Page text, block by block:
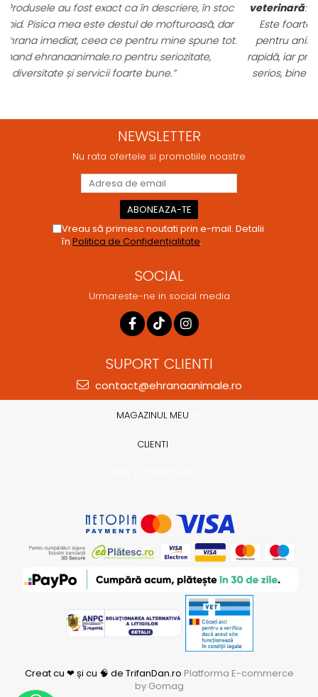
veterinară : antiparazitare, suplimente și soluții de îngrijire.
Este foarte comod să pot comanda tot ce am nevoie
pentru animalul meu dintr-un singur loc. Livrarea a fost
rapidă, iar produsele au fost originale și în termen. Magazin
serios, bine organizat și foarte util pentru orice stăpân de
NEWSLETTER
Nu rata ofertele si promotiile noastre
Vreau să primesc noutati prin e-mail. Detalii
în Politica de Confidențialitate.
SOCIAL
Urmareste-ne in social media
SUPORT CLIENTI
contact@ehranaanimale.ro
MAGAZINUL MEU
CLIENTI
Creat cu ❤ și cu 🧠 de TrifanDan.ro Platforma E-commerce
by Gomag